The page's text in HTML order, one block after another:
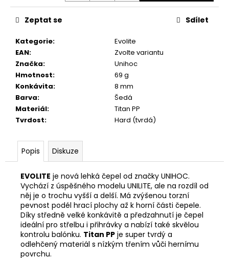
Kategorie:
Evolite
EAN:
Zvolte variantu
Značka:
Unihoc
Hmotnost:
69 g
Konkávita:
8 mm
Barva:
Šedá
Materiál:
Titan PP
Tvrdost: Hard (tvrdá)
Zeptat se Sdílet
Popis Diskuze
EVOLITE je nová lehká čepel od značky UNIHOC.
Vychází z úspěšného modelu UNILITE, ale na rozdíl od
něj je o trochu vyšší a delší. Má zvýšenou torzní
pevnost podél hrací plochy až k horní části čepele.
Díky středně velké konkávitě a předzahnutí je čepel
ideální pro střelbu i přihrávky a nabízí také skvělou
kontrolu balónku. Titan PP je super tvrdý a
odlehčený materiál s nízkým třením vůči hernímu
povrchu.
r
u
u
e
m
e